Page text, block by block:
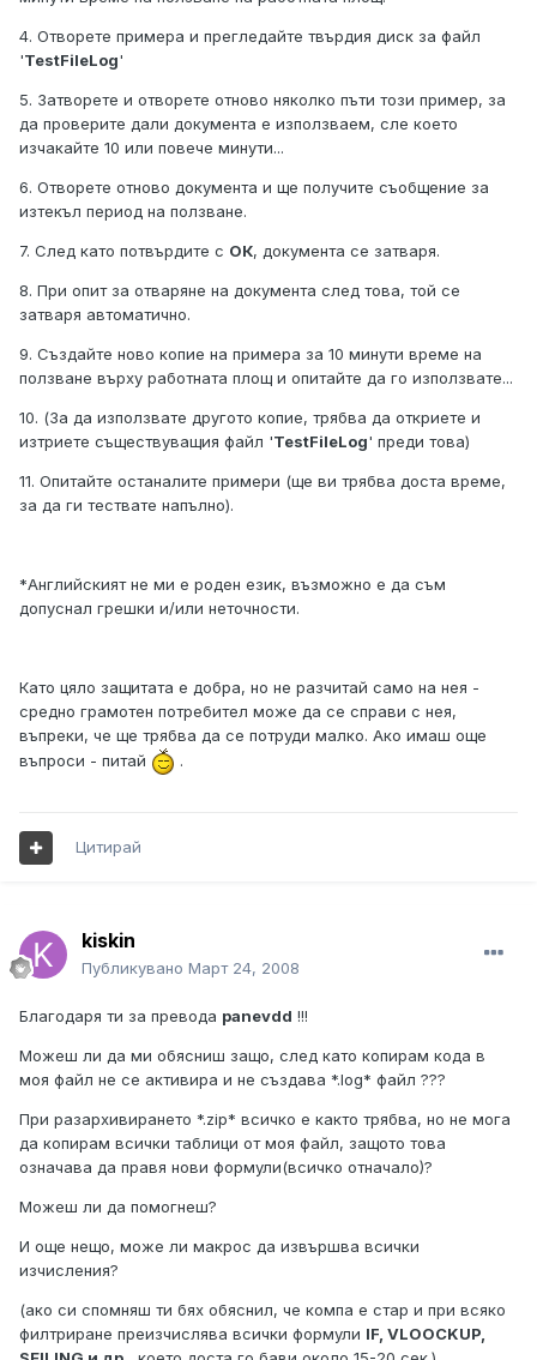
4. Отворете примера и прегледайте твърдия диск за файл
'TestFileLog'
5. Затворете и отворете отново няколко пъти този пример, за
да проверите дали документа е използваем, сле което
изчакайте 10 или повече минути...
6. Отворете отново документа и ще получите съобщение за
изтекъл период на ползване.
7. След като потвърдите с ОК, документа се затваря.
8. При опит за отваряне на документа след това, той се
затваря автоматично.
9. Създайте ново копие на примера за 10 минути време на
ползване върху работната площ и опитайте да го използвате...
10. (За да използвате другото копие, трябва да откриете и
изтриете съществуващия файл 'TestFileLog' преди това)
11. Опитайте останалите примери (ще ви трябва доста време,
за да ги тествате напълно).
*Английският не ми е роден език, възможно е да съм
допуснал грешки и/или неточности.
Като цяло защитата е добра, но не разчитай само на нея -
средно грамотен потребител може да се справи с нея,
въпреки, че ще трябва да се потруди малко. Ако имаш още
въпроси - питай
.
Цитирай
kiskin
Публикувано Март 24, 2008
Благодаря ти за превода panevdd !!!
Можеш ли да ми обясниш защо, след като копирам кода в
моя файл не се активира и не създава *.log* файл ???
При разархивирането *.zip* всичко е както трябва, но не мога
да копирам всички таблици от моя файл, защото това
означава да правя нови формули(всичко отначало)?
Можеш ли да помогнеш?
И още нещо, може ли макрос да извършва всички
изчисления?
(ако си спомняш ти бях обяснил, че компа е стар и при всяко
филтриране преизчислява всички формули IF, VLOOCKUP,